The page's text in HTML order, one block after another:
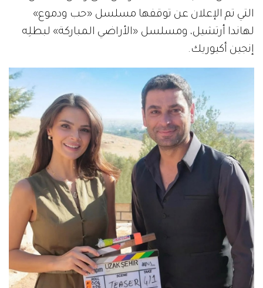
التي تم الإعلان عن توقفها مسلسل «حب ودموع»
لهاندا أرتشيل، ومسلسل «الأراضي المباركة» لبطلِه
إنجين أكيوريك.